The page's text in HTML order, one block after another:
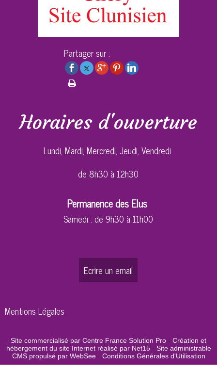
Partager sur :
Horaires d'ouverture
Lundi, Mardi, Mercredi, Jeudi, Vendredi
de 8h30 à 12h30
Permanence des Elus
Samedi : de 9h30 à 11h00
Ecrire un email
Mentions Légales
Site commercialisé par Centre France Solution Pro - Création et
hébergement du site Internet réalisé par Net15- Site administrable
CMS propulsé par WebSee- Conditions Générales d'Utilisation